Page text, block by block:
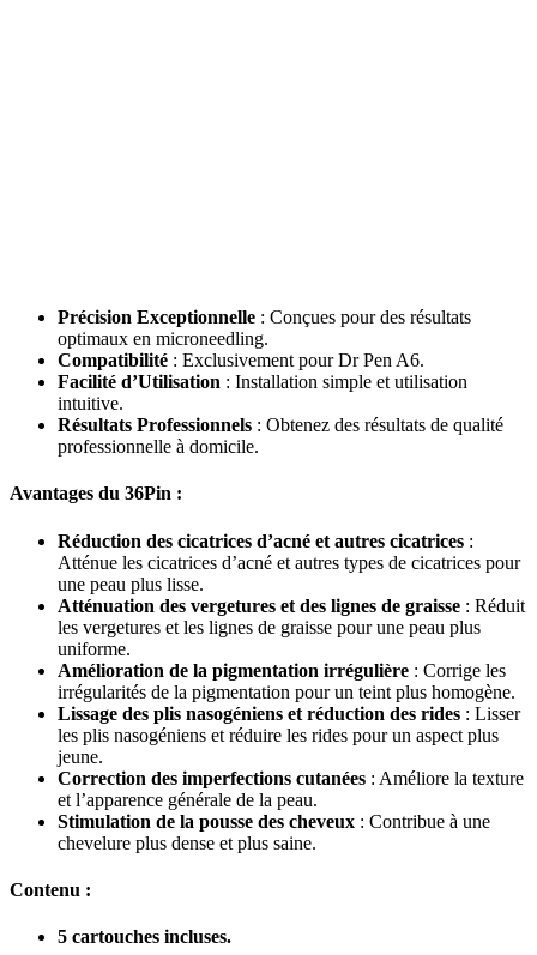
Précision Exceptionnelle : Conçues pour des résultats
optimaux en microneedling.
Compatibilité : Exclusivement pour Dr Pen A6.
Facilité d’Utilisation : Installation simple et utilisation
intuitive.
Résultats Professionnels : Obtenez des résultats de qualité
professionnelle à domicile.
Avantages du 36Pin :
Réduction des cicatrices d’acné et autres cicatrices :
Atténue les cicatrices d’acné et autres types de cicatrices pour
une peau plus lisse.
Atténuation des vergetures et des lignes de graisse : Réduit
les vergetures et les lignes de graisse pour une peau plus
uniforme.
Amélioration de la pigmentation irrégulière : Corrige les
irrégularités de la pigmentation pour un teint plus homogène.
Lissage des plis nasogéniens et réduction des rides : Lisser
les plis nasogéniens et réduire les rides pour un aspect plus
jeune.
Correction des imperfections cutanées : Améliore la texture
et l’apparence générale de la peau.
Stimulation de la pousse des cheveux : Contribue à une
chevelure plus dense et plus saine.
Contenu :
5 cartouches incluses.